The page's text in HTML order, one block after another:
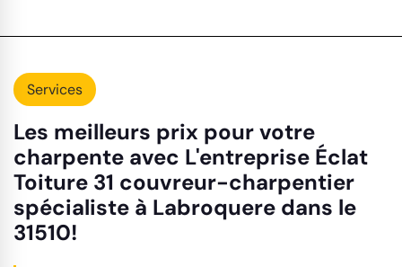
Services
Les meilleurs prix pour votre
charpente avec L'entreprise Éclat
Toiture 31 couvreur-charpentier
spécialiste à Labroquere dans le
31510!